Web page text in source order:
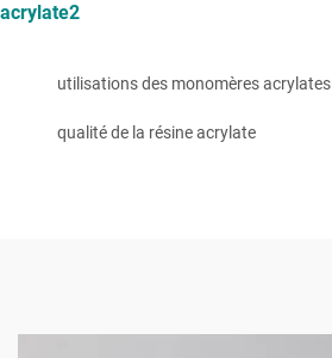
acrylate2
utilisations des monomères acrylates
qualité de la résine acrylate